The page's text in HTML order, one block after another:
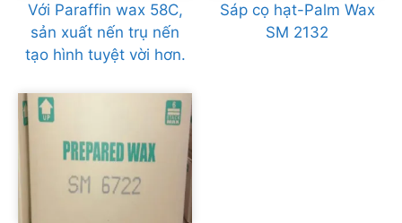
Với Paraffin wax 58C,
sản xuất nến trụ nến
tạo hình tuyệt vời hơn.
Sáp cọ hạt-Palm Wax
SM 2132